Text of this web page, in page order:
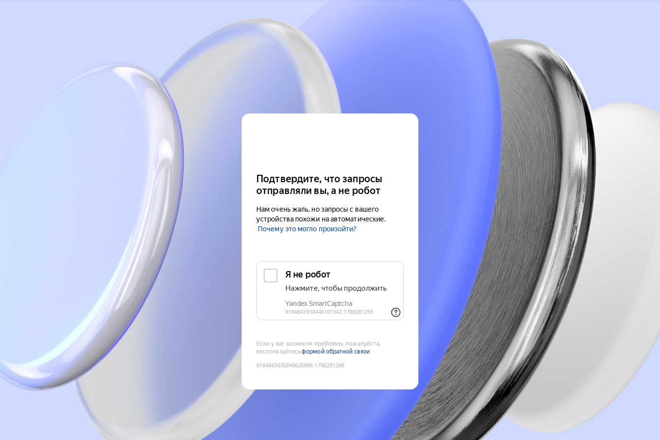
Подтвердите, что запросы
отправляли вы, а не робот
Нам очень жаль, но запросы с вашего
устройства похожи на автоматические.
Почему это могло произойти?
Если у вас возникли проблемы, пожалуйста,
воспользуйтесьформой обратной связи
9194843635849625986:1786281288